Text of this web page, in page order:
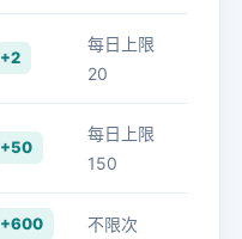
+2
每日上限
20
+50
每日上限
150
+600 不限次